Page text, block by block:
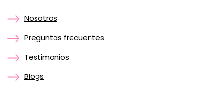
Nosotros
Preguntas frecuentes
Testimonios
Blogs